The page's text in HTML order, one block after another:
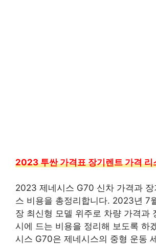
2023 투싼 가격표 장기렌트 가격 리
2023 제네시스 G70 신차 가격과 장
스 비용을 총정리합니다. 2023년 7
장 최신형 모델 위주로 차량 가격과
시에 드는 비용을 정리해 보도록 하
시스 G70은 제네시스의 중형 운동